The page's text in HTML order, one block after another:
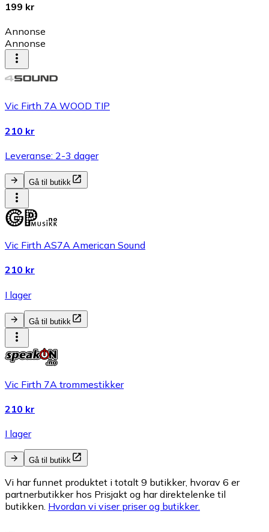
199 kr
Annonse
Annonse
Vic Firth 7A WOOD TIP
210 kr
Leveranse: 2-3 dager
Gå til butikk
Vic Firth AS7A American Sound
210 kr
I lager
Gå til butikk
Vic Firth 7A trommestikker
210 kr
I lager
Gå til butikk
Vi har funnet produktet i totalt 9 butikker, hvorav 6 er
partnerbutikker hos Prisjakt og har direktelenke til
butikken. Hvordan vi viser priser og butikker.